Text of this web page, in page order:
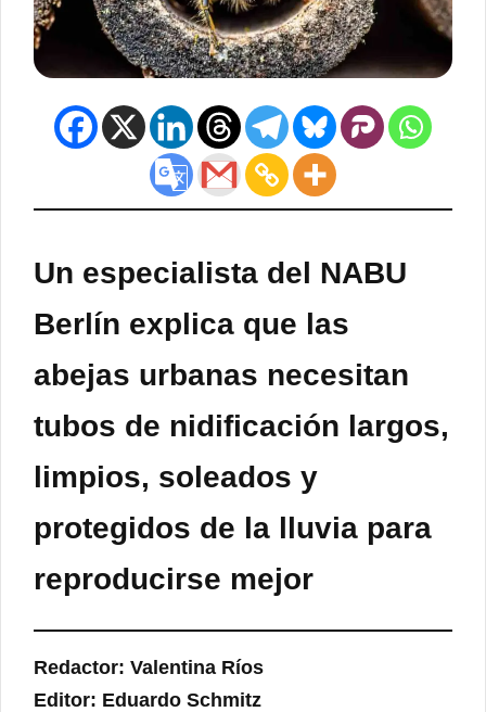
Un especialista del NABU
Berlín explica que las
abejas urbanas necesitan
tubos de nidificación largos,
limpios, soleados y
protegidos de la lluvia para
reproducirse mejor
Redactor: Valentina Ríos
Editor: Eduardo Schmitz